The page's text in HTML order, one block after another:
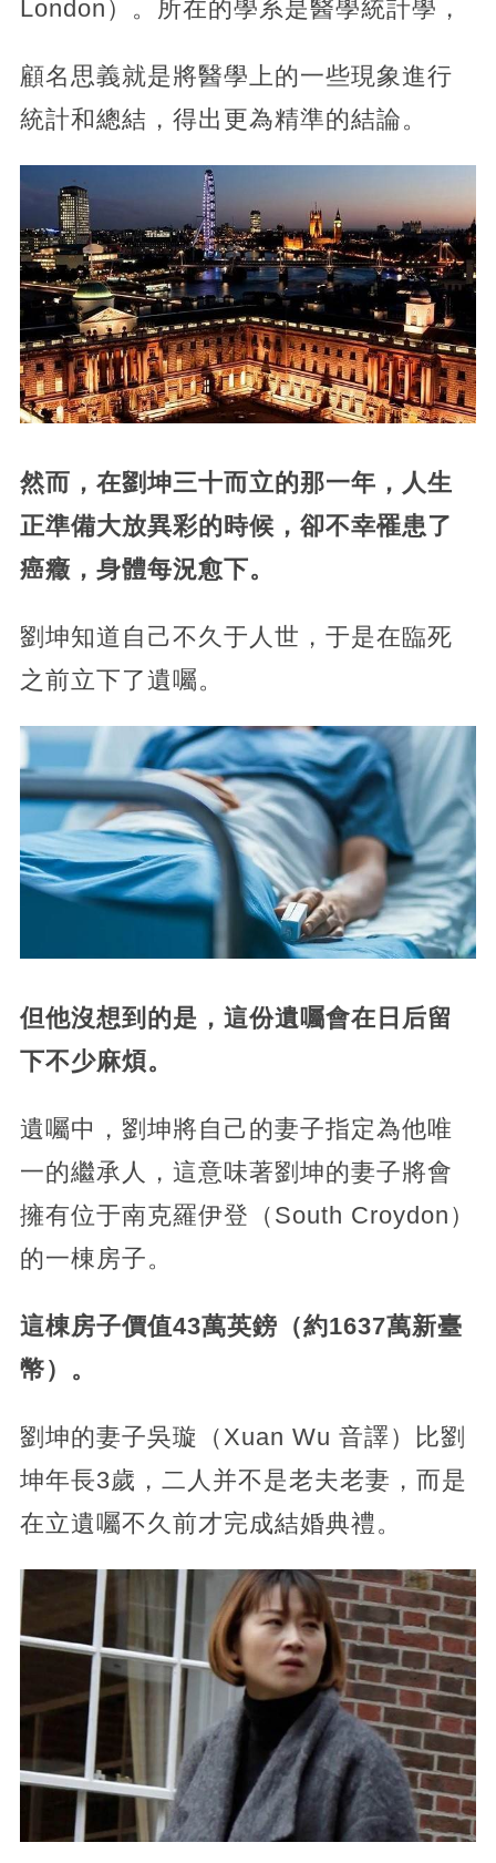
London）。所在的學系是醫學統計學，
顧名思義就是將醫學上的一些現象進行
統計和總結，得出更為精準的結論。
然而，在劉坤三十而立的那一年，人生
正準備大放異彩的時候，卻不幸罹患了
癌癥，身體每況愈下。
劉坤知道自己不久于人世，于是在臨死
之前立下了遺囑。
但他沒想到的是，這份遺囑會在日后留
下不少麻煩。
遺囑中，劉坤將自己的妻子指定為他唯
一的繼承人，這意味著劉坤的妻子將會
擁有位于南克羅伊登（South Croydon）
的一棟房子。
這棟房子價值43萬英鎊（約1637萬新臺
幣）。
劉坤的妻子吳璇（Xuan Wu 音譯）比劉
坤年長3歲，二人并不是老夫老妻，而是
在立遺囑不久前才完成結婚典禮。